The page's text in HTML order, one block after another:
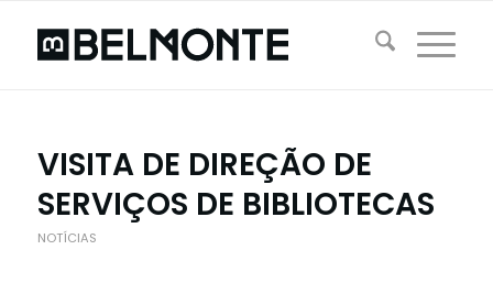
VISITA DE DIREÇÃO DE
SERVIÇOS DE BIBLIOTECAS
NOTÍCIAS